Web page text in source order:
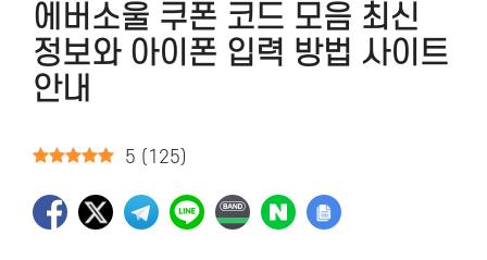
에버소울 쿠폰 코드 모음 최신
정보와 아이폰 입력 방법 사이트
안내
5 ( 125)